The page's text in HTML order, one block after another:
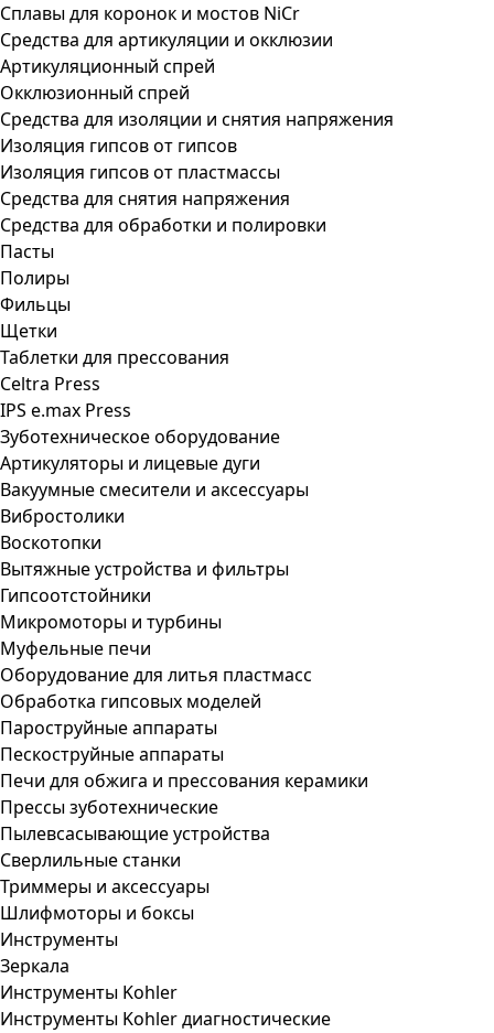
Сплавы для коронок и мостов NiCr
Средства для артикуляции и окклюзии
Артикуляционный спрей
Окклюзионный спрей
Средства для изоляции и снятия напряжения
Изоляция гипсов от гипсов
Изоляция гипсов от пластмассы
Средства для снятия напряжения
Средства для обработки и полировки
Пасты
Полиры
Фильцы
Щетки
Таблетки для прессования
Celtra Press
IPS e.max Press
Зуботехническое оборудование
Артикуляторы и лицевые дуги
Вакуумные смесители и аксессуары
Вибростолики
Воскотопки
Вытяжные устройства и фильтры
Гипсоотстойники
Микромоторы и турбины
Муфельные печи
Оборудование для литья пластмасс
Обработка гипсовых моделей
Пароструйные аппараты
Пескоструйные аппараты
Печи для обжига и прессования керамики
Прессы зуботехнические
Пылевсасывающие устройства
Сверлильные станки
Триммеры и аксессуары
Шлифмоторы и боксы
Инструменты
Зеркала
Инструменты Kohler
Инструменты Kohler диагностические